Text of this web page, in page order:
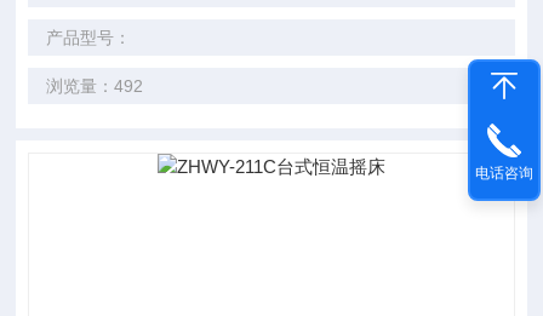
产品型号：
浏览量：492
电话咨询